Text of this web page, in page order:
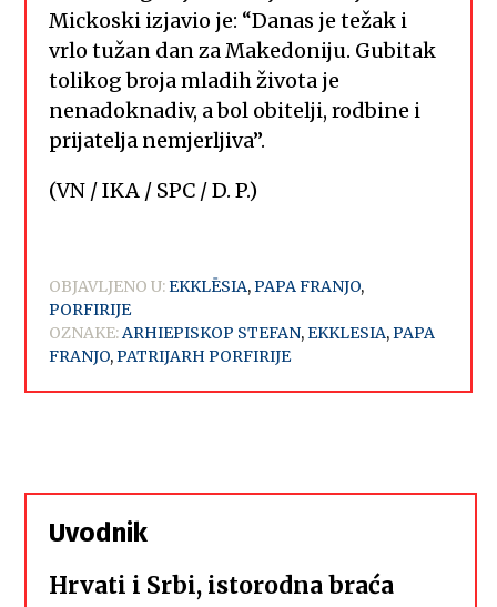
Mickoski izjavio je: “Danas je težak i
vrlo tužan dan za Makedoniju. Gubitak
tolikog broja mladih života je
nenadoknadiv, a bol obitelji, rodbine i
prijatelja nemjerljiva”.
(VN / IKA / SPC / D. P.)
OBJAVLJENO U:EKKLĒSIA,PAPA FRANJO,
PORFIRIJE
OZNAKE:ARHIEPISKOP STEFAN,EKKLESIA,PAPA
FRANJO,PATRIJARH PORFIRIJE
Uvodnik
Hrvati i Srbi, istorodna braća